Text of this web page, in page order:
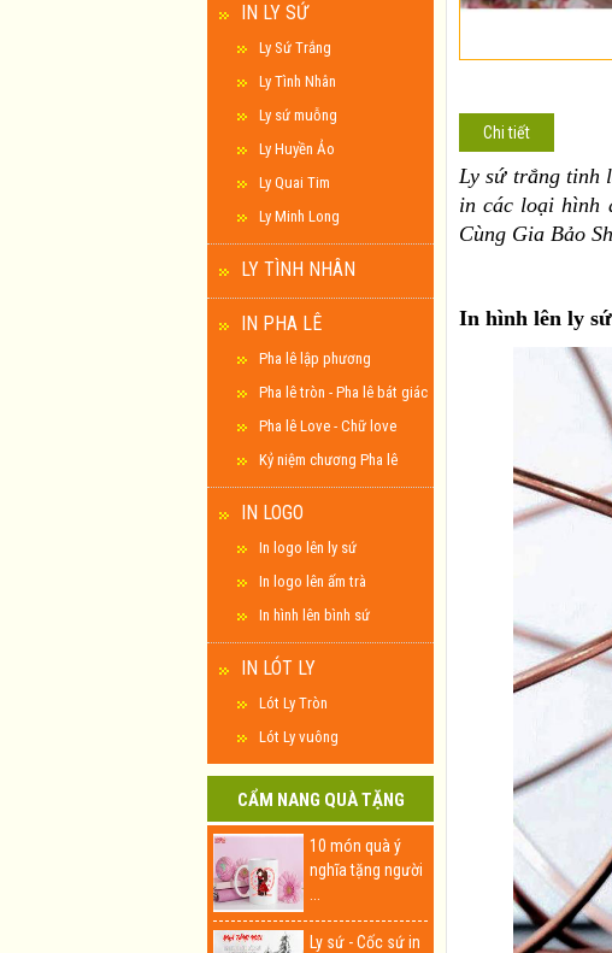
IN LY SỨ
Ly Sứ Trắng
Ly Tình Nhân
Ly sứ muỗng
Ly Huyền Ảo
Ly Quai Tim
Ly Minh Long
LY TÌNH NHÂN
IN PHA LÊ
Pha lê lập phương
Pha lê tròn - Pha lê bát giác
Pha lê Love - Chữ love
Kỷ niệm chương Pha lê
IN LOGO
In logo lên ly sứ
In logo lên ấm trà
In hình lên bình sứ
IN LÓT LY
Lót Ly Tròn
Lót Ly vuông
CẨM NANG QUÀ TẶNG
10 món quà ý
nghĩa tặng người
Ly sứ - Cốc sứ in
Chi tiết
Ly sứ trắng tinh
in các loại hình
Cùng Gia Bảo
In hình lên ly